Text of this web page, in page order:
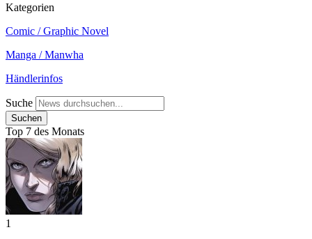
Kategorien
Comic / Graphic Novel
Manga / Manwha
Händlerinfos
Suche
Top 7 des Monats
1